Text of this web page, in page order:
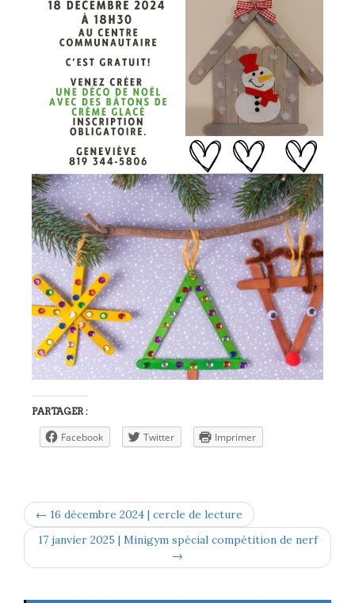
PARTAGER :
Facebook Twitter Imprimer
← 16 décembre 2024 | cercle de lecture
17 janvier 2025 | Minigym spécial compétition de nerf
→